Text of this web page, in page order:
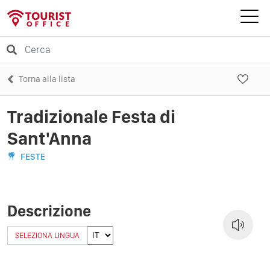
Torna alla lista
Tradizionale Festa di
Sant'Anna
FESTE
Descrizione
SELEZIONA LINGUA